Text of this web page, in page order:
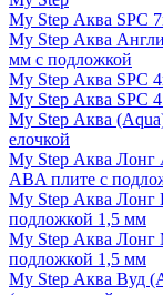
My Step Аква SPC
My Step Аква
мм с подложкой
My Step Аква SPC
My Step Аква SPC
My Step Аква
елочкой
My Step Аква
ABA плите с
My Step Аква Лонг
подложкой 1,5 мм
My Step Аква Лонг
подложкой 1,5 мм
My Step Аква Вуд